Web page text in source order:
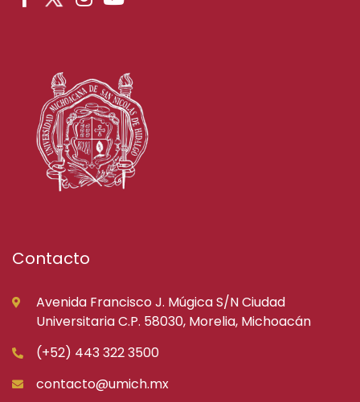
Contacto
Avenida Francisco J. Múgica S/N Ciudad
Universitaria C.P. 58030, Morelia, Michoacán
(+52) 443 322 3500
contacto@umich.mx